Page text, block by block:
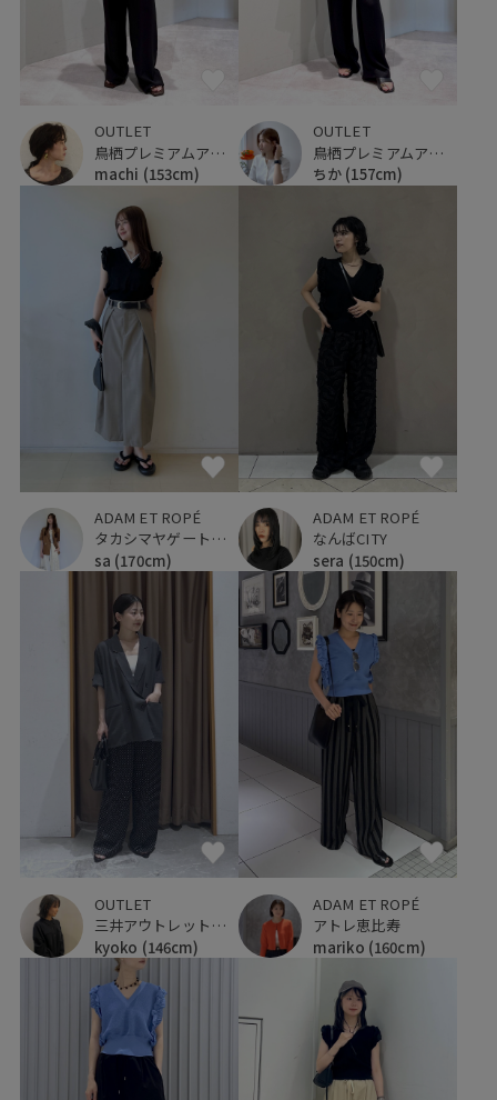
OUTLET
鳥栖プレミアムアウトレット
machi (153cm)
OUTLET
鳥栖プレミアムアウトレット
ちか (157cm)
ADAM ET ROPÉ
タカシマヤゲートタワーモール
sa (170cm)
ADAM ET ROPÉ
なんばCITY
sera (150cm)
OUTLET
三井アウトレットパーク 入間
kyoko (146cm)
ADAM ET ROPÉ
アトレ恵比寿
mariko (160cm)